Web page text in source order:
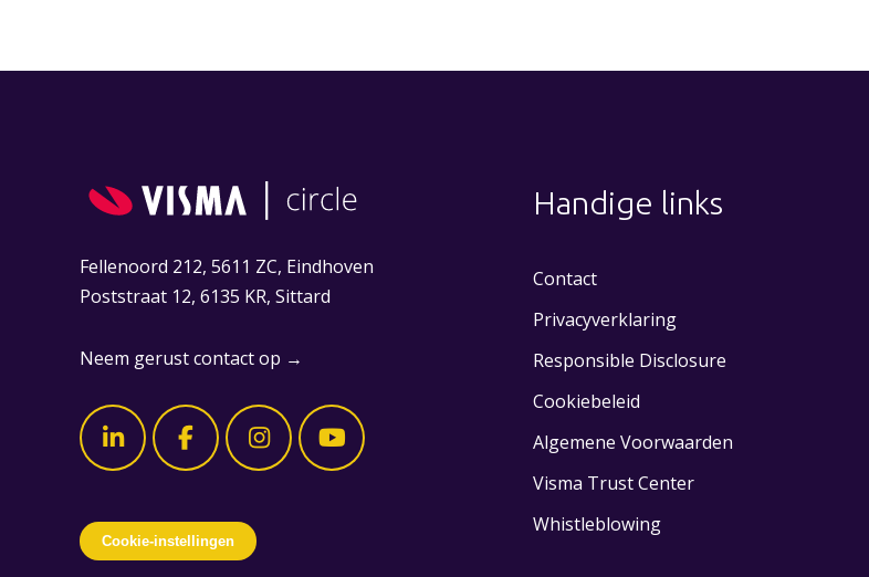
Fellenoord 212, 5611 ZC, Eindhoven
Poststraat 12, 6135 KR, Sittard
Neem gerust contact op →
Cookie-instellingen
Handige links
Contact
Privacyverklaring
Responsible Disclosure
Cookiebeleid
Algemene Voorwaarden
Visma Trust Center
Whistleblowing